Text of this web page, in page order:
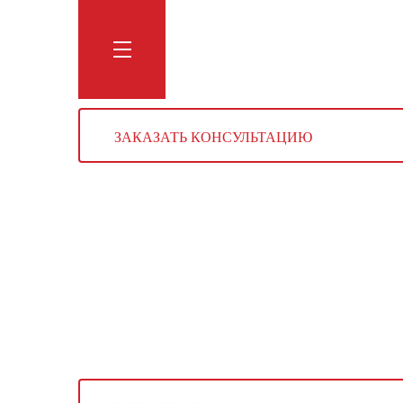
ЗАКАЗАТЬ КОНСУЛЬТАЦИЮ